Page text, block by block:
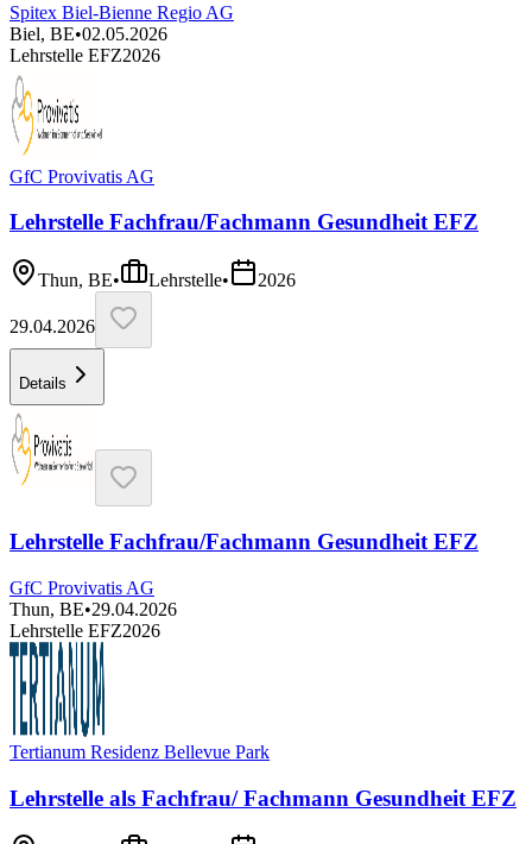
Spitex Biel-Bienne Regio AG
Biel, BE•02.05.2026
Lehrstelle EFZ2026
GfC Provivatis AG
Lehrstelle Fachfrau/Fachmann Gesundheit EFZ
Thun, BE• Lehrstelle• 2026
29.04.2026
Details
Lehrstelle Fachfrau/Fachmann Gesundheit EFZ
GfC Provivatis AG
Thun, BE•29.04.2026
Lehrstelle EFZ2026
Tertianum Residenz Bellevue Park
Lehrstelle als Fachfrau/ Fachmann Gesundheit EFZ